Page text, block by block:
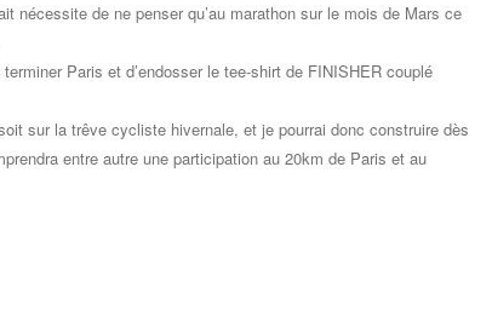
nécessite de ne penser qu’au marathon sur le mois de Mars ce
Paris et d’endosser le tee-shirt de FINISHER couplé
sur la trêve cycliste hivernale, et je pourrai donc construire dès
entre autre une participation au 20km de Paris et au